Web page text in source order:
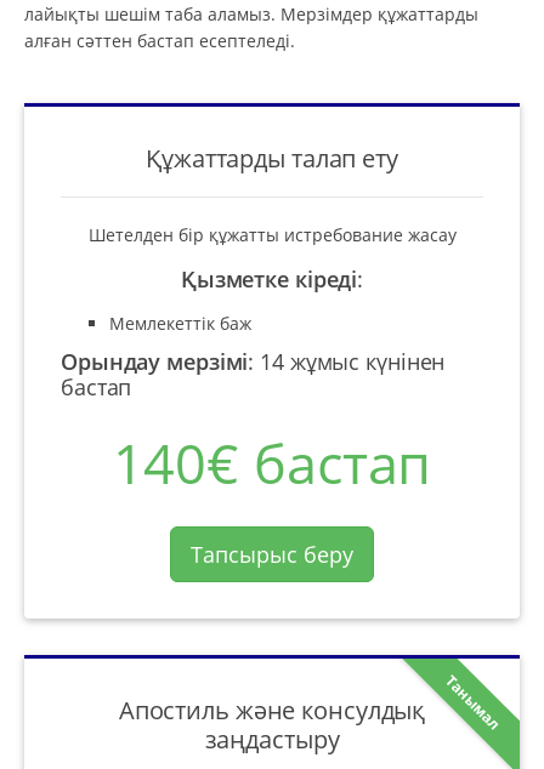
лайықты шешім таба аламыз. Мерзімдер құжаттарды
алған сәттен бастап есептеледі.
Құжаттарды талап ету
Шетелден бір құжатты истребование жасау
Қызметке кіреді:
Мемлекеттік баж
Орындау мерзімі: 14 жұмыс күнінен
бастап
140€ бастап
Тапсырыс беру
Танымал
Апостиль және консулдық
заңдастыру